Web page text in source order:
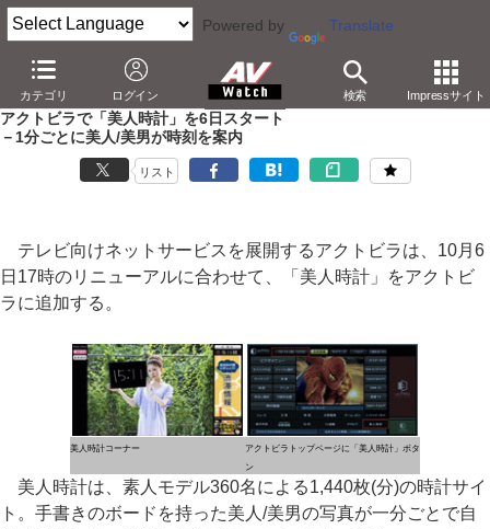
Powered by Translate
カテゴリ ログイン 検索 Impressサイト
AV Watch コンテンツ・サービス 映像配信
アクトビラ
アクトビラで「美人時計」を6日スタート
－1分ごとに美人/美男が時刻を案内
リスト
テレビ向けネットサービスを展開するアクトビラは、10月6
日17時のリニューアルに合わせて、「美人時計」をアクトビ
ラに追加する。
美人時計コーナー
アクトビラトップページに「美人時計」ボタ
ン
美人時計は、素人モデル360名による1,440枚(分)の時計サイ
ト。手書きのボードを持った美人/美男の写真が一分ごとで自